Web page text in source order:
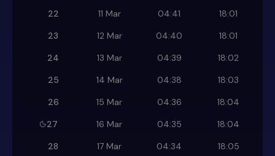
22
11 Mar 04:41
18:01
23
12 Mar 04:40
18:01
24
13 Mar 04:39
18:02
25
14 Mar 04:38
18:03
26
15 Mar 04:36
18:04
27
16 Mar 04:35
18:04
28
17 Mar 04:34
18:05